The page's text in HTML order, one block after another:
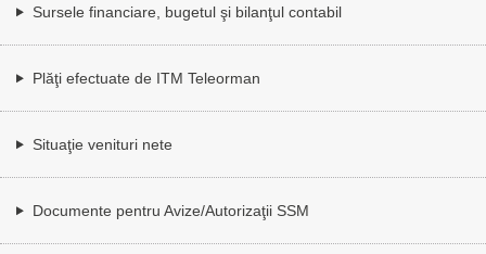
Sursele financiare, bugetul şi bilanţul contabil
Plăţi efectuate de ITM Teleorman
Situaţie venituri nete
Documente pentru Avize/Autorizaţii SSM